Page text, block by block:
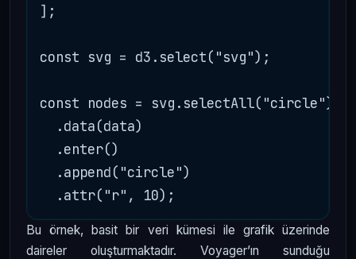
];
const svg = d3.select("svg");
const nodes = svg.selectAll("circle")
  .data(data)
  .enter()
  .append("circle")
Bu örnek, basit bir veri kümesi ile grafik üzerinde
daireler oluşturmaktadır. Voyager’ın sunduğu